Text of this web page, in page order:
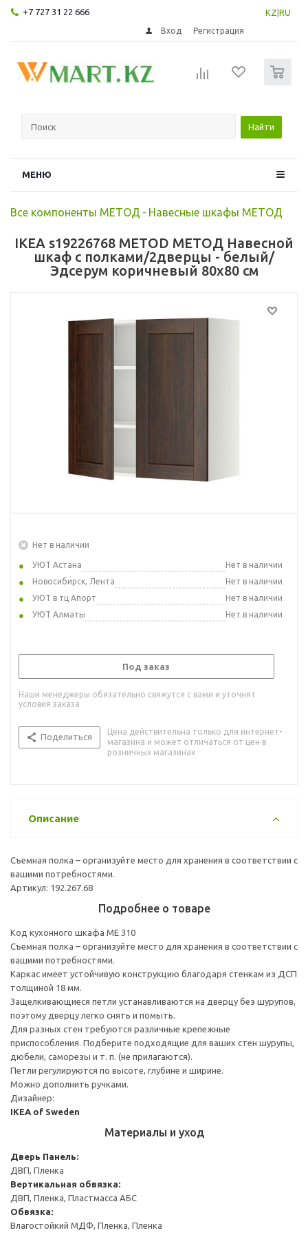
+7 727 31 22 666 KZ RU
Вход Регистрация
Найти
МЕНЮ
Все компоненты МЕТОД - Навесные шкафы МЕТОД
IKEA s19226768 METOD МЕТОД Навесной
шкаф с полками/2дверцы - белый/
Эдсерум коричневый 80x80 см
Нет в наличии
УЮТ Астана
Нет в наличии
Новосибирск, Лента
Нет в наличии
УЮТ в тц Апорт
Нет в наличии
УЮТ Алматы
Нет в наличии
Под заказ
Наши менеджеры обязательно свяжутся с вами и уточнят
условия заказа
Поделиться
Цена действительна только для интернет-
магазина и может отличаться от цен в
розничных магазинах
Описание
Съемная полка – организуйте место для хранения в соответствии с
вашими потребностями.
Артикул: 192.267.68
Подробнее о товаре
Код кухонного шкафа ME 310
Съемная полка – организуйте место для хранения в соответствии с
вашими потребностями.
Каркас имеет устойчивую конструкцию благодаря стенкам из ДСП
толщиной 18 мм.
Защелкивающиеся петли устанавливаются на дверцу без шурупов,
поэтому дверцу легко снять и помыть.
Для разных стен требуются различные крепежные
приспособления. Подберите подходящие для ваших стен шурупы,
дюбели, саморезы и т. п. (не прилагаются).
Петли регулируются по высоте, глубине и ширине.
Можно дополнить ручками.
Дизайнер:
IKEA of Sweden
Материалы и уход
Дверь Панель:
ДВП, Пленка
Вертикальная обвязка:
ДВП, Пленка, Пластмасса АБС
Обвязка:
Влагостойкий МДФ, Пленка, Пленка